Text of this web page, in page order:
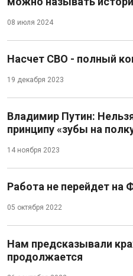
08 июля 2024
Насчет СВО - полный
19 декабря 2023
Владимир Путин:
принципу «зубы на
14 ноября 2023
Работа не перейдет на
05 октября 2022
Нам предсказывали
продолжается